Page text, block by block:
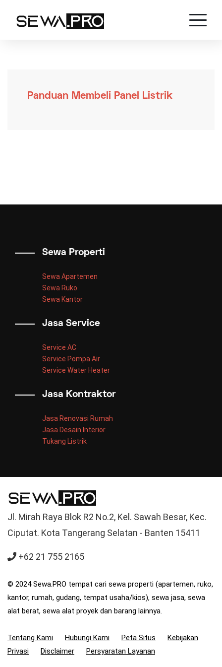
Panduan Membeli Panel Listrik
Sewa Properti
Sewa Apartemen
Sewa Ruko
Sewa Kantor
Jasa Service
Service AC
Service Pompa Air
Service Water Heater
Jasa Kontraktor
Jasa Renovasi Rumah
Jasa Desain Interior
Tukang Listrik
Jl. Mirah Raya Blok R2 No.2, Kel. Sawah Besar, Kec.
Ciputat. Kota Tangerang Selatan - Banten 15411
+62 21 755 2165
© 2024 Sewa.PRO tempat cari sewa properti (apartemen, ruko,
kantor, rumah, gudang, tempat usaha/kios), sewa jasa, sewa
alat berat, sewa alat proyek dan barang lainnya.
Tentang Kami Hubungi Kami Peta Situs
Kebijakan
Privasi
Disclaimer Persyaratan Layanan